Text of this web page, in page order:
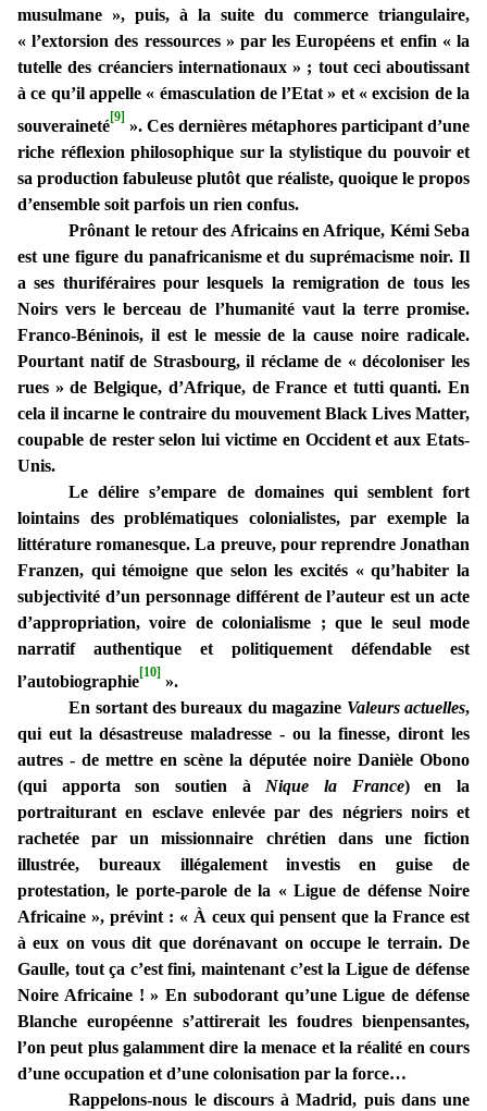
musulmane », puis, à la suite du commerce triangulaire,
« l’extorsion des ressources » par les Européens et enfin « la
tutelle des créanciers internationaux » ; tout ceci aboutissant
à ce qu’il appelle « émasculation de l’Etat » et « excision de la
souveraineté[9] ». Ces dernières métaphores participant d’une
riche réflexion philosophique sur la stylistique du pouvoir et
sa production fabuleuse plutôt que réaliste, quoique le propos
d’ensemble soit parfois un rien confus.
Prônant le retour des Africains en Afrique, Kémi Seba
est une figure du panafricanisme et du suprémacisme noir. Il
a ses thuriféraires pour lesquels la remigration de tous les
Noirs vers le berceau de l’humanité vaut la terre promise.
Franco-Béninois, il est le messie de la cause noire radicale.
Pourtant natif de Strasbourg, il réclame de « décoloniser les
rues » de Belgique, d’Afrique, de France et tutti quanti. En
cela il incarne le contraire du mouvement Black Lives Matter,
coupable de rester selon lui victime en Occident et aux Etats-
Unis.
Le délire s’empare de domaines qui semblent fort
lointains des problématiques colonialistes, par exemple la
littérature romanesque. La preuve, pour reprendre Jonathan
Franzen, qui témoigne que selon les excités « qu’habiter la
subjectivité d’un personnage différent de l’auteur est un acte
d’appropriation, voire de colonialisme ; que le seul mode
narratif authentique et politiquement défendable est
l’autobiographie[10] ».
En sortant des bureaux du magazine Valeurs actuelles,
qui eut la désastreuse maladresse - ou la finesse, diront les
autres - de mettre en scène la députée noire Danièle Obono
(qui apporta son soutien à Nique la France) en la
portraiturant en esclave enlevée par des négriers noirs et
rachetée par un missionnaire chrétien dans une fiction
illustrée, bureaux illégalement investis en guise de
protestation, le porte-parole de la « Ligue de défense Noire
Africaine », prévint : « À ceux qui pensent que la France est
à eux on vous dit que dorénavant on occupe le terrain. De
Gaulle, tout ça c’est fini, maintenant c’est la Ligue de défense
Noire Africaine ! » En subodorant qu’une Ligue de défense
Blanche européenne s’attirerait les foudres bienpensantes,
l’on peut plus galamment dire la menace et la réalité en cours
d’une occupation et d’une colonisation par la force…
Rappelons-nous le discours à Madrid, puis dans une